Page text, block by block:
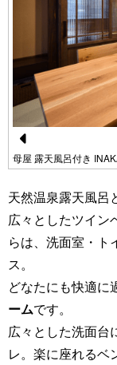
Pr
vi
o
u
s
母屋 露天風呂付き
天然温泉露天風呂
広々としたツイン
らは、洗面室・ト
ス。
どなたにも快適に
ームです。
広々とした洗面台
レ。楽に座れるベ